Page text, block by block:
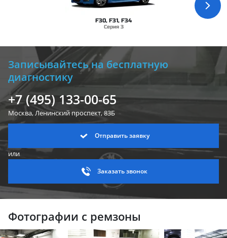
F30, F31, F34
Серия 3
Записывайтесь на бесплатную
диагностику
+7 (495) 133-00-65
Москва, Ленинскийпроспект, 83Б
Отправить заявку
или
Заказать звонок
Фотографии с ремзоны